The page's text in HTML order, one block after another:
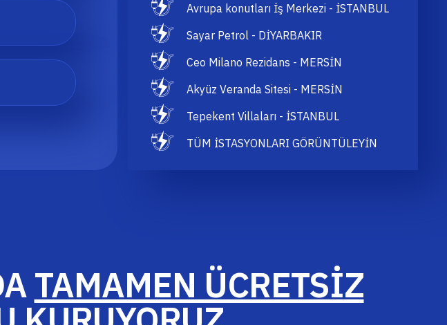
Avrupa konutları İş Merkezi - İSTANBUL
Sayar Petrol - DİYARBAKIR
Ceo Milano Rezidans - MERSİN
Akyüz Veranda Sitesi - MERSİN
Tepekent Villaları - İSTANBUL
TÜM İSTASYONLARI GÖRÜNTÜLEYİN
TAMAMEN ÜCRETSİZ